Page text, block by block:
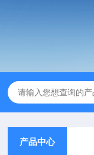
产品中心